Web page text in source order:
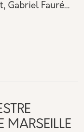
Gabriel Fauré…
MARSEILLE